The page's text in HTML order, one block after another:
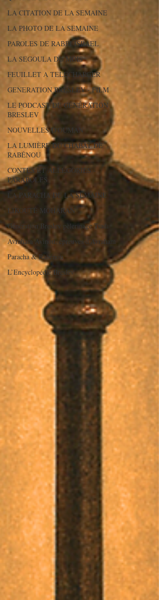
LA CITATION DE LA SEMAINE
LA PHOTO DE LA SEMAINE
PAROLES DE RABBI ISRAEL
LA SEGOULA DU MOIS
FEUILLET A TELECHARGER
GENERATION BRESLEV - FILM
LE PODCAST DE GÉNÉRATION
BRESLEV
NOUVELLES D'OUMAN
LA LUMIÈRE DU CHABAT DE
RABÉNOU
CONTES ET ALLÉGORIES -
PARABOLES
LA PARACHA DE LA SEMAINE
LIKOUTÉ MOHARAN
Génération Breslev pèlerinage Tsadi
Avraham Avinou, épreuves d’Avraham
Paracha & Rabénou
L’Encyclopédie Breslev